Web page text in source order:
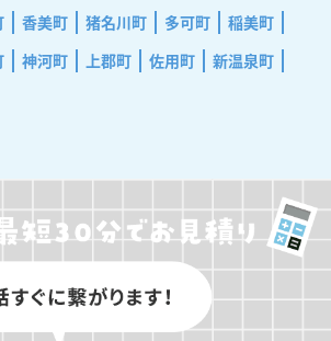
香美町 猪名川町 多可町
稲美町
神河町 上郡町 佐用町 新温泉町